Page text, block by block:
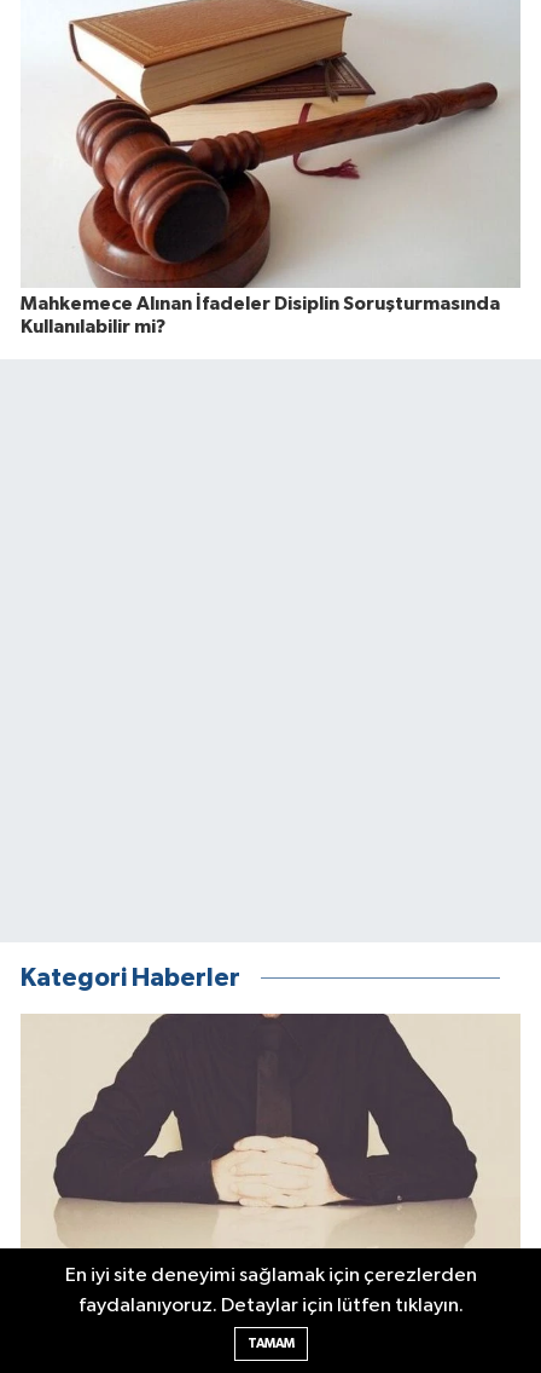
Mahkemece Alınan İfadeler Disiplin Soruşturmasında
Kullanılabilir mi?
Kategori Haberler
Yıllık izin hakkı olan memur mazeret izni kullanabilir mi?
En iyi site deneyimi sağlamak için çerezlerden
faydalanıyoruz. Detaylar için lütfen tıklayın.
TAMAM